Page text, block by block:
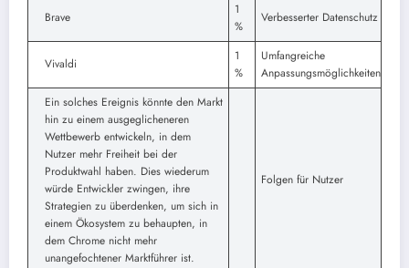
Brave
1
%
Verbesserter Datenschutz
Vivaldi
1
%
Umfangreiche
Anpassungsmöglichkeiten
Ein solches Ereignis könnte den Markt
hin zu einem ausgeglicheneren
Wettbewerb entwickeln, in dem
Nutzer mehr Freiheit bei der
Produktwahl haben. Dies wiederum
würde Entwickler zwingen, ihre
Strategien zu überdenken, um sich in
einem Ökosystem zu behaupten, in
dem Chrome nicht mehr
unangefochtener Marktführer ist.
Folgen für Nutzer